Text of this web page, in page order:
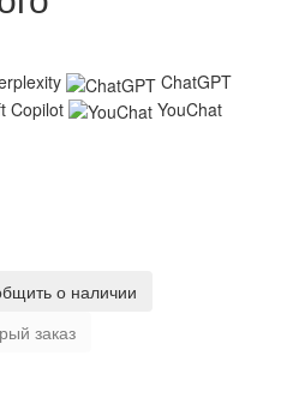
ChatGPT
Copilot
YouChat
о наличии
заказ